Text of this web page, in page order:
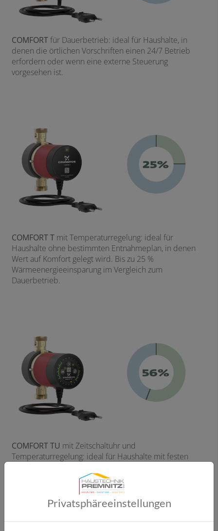
COMFORTfür Dauerbetrieb: ideal für Haushalte, in
denen die örtlichen Vorschriften einen 24/7 Betrieb
erfordern oder wenn eine externe Steuerung
vorgesehen ist.
COMFORT T mit Temperaturregelung: ideal für
Haushalte ohne bestimmten Entnahmeplan, in denen
Wert auf Komfort gelegt wird. Bis zu 25 %
Wärmeenergieeinsparung im Vergleich zum
Dauerbetrieb.
COMFORT TU mit Zeitschaltuhr und
Temperaturregelung: ideal für Haushalte mit festen
im Vergleich zum Dauerbetrieb.
Privatsphäre­einstellungen